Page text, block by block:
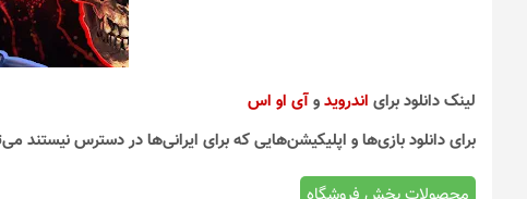
لینک دانلود برای اندرویدوآی او اس
برای دانلود بازی‌ها و اپلیکیشن‌هایی که برای ایرانی‌ها در دسترس نیستند